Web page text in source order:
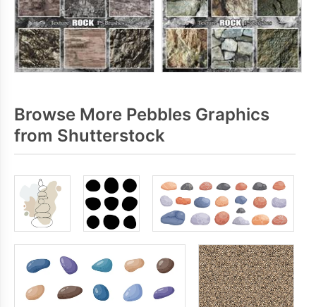
Browse More Pebbles Graphics
from Shutterstock